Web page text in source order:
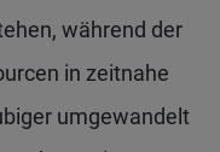
während der
in zeitnahe
umgewandelt